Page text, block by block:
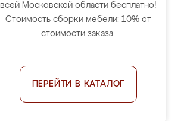
всей Московской области бесплатно!
Стоимость сборки мебели: 10% от
стоимости заказа.
ПЕРЕЙТИ В КАТАЛОГ